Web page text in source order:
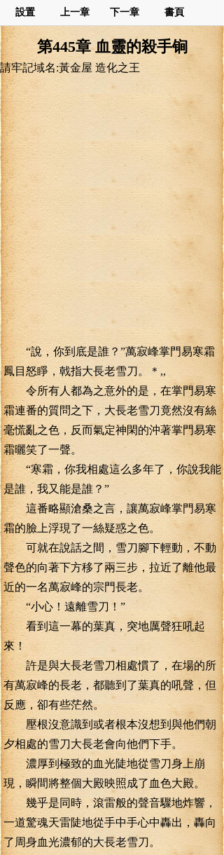
設置 上一章 下一章 書頁
第445章 血靈的殺手锏
請牢記域名:黃金屋 造化之王
“說，你到底是誰？”萬寂峰掌門易寒霜
鳳目怒睜，戟指大長老雪刀。＊,,
令所有人都為之意外的是，在掌門易寒
霜連番的質問之下，大長老雪刀竟然沒有絲
毫慌亂之色，反而氣定神閑的沖著掌門易寒
霜曬笑了一聲。
“寒霜，你我相處這么多年了，你說我能
是誰，我又能是誰？”
這番略顯滄桑之言，讓萬寂峰掌門易寒
霜的臉上浮現了一絲疑惑之色。
可就在說話之間，雪刀腳下輕動，不動
聲色的向著下方移了兩三步，拉近了離他最
近的一名萬寂峰的宗門長老。
“小心！遠離雪刀！”
看到這一幕的葉真，突地厲聲狂吼起
來！
許是與大長老雪刀相處慣了，在場的所
有萬寂峰的長老，都聽到了葉真的吼聲，但
反應，卻有些茫然。
壓根沒意識到或者根本沒想到與他們朝
夕相處的雪刀大長老會向他們下手。
濃厚到極致的血光陡地從雪刀身上崩
現，瞬間將整個大殿映照成了血色大殿。
幾乎是同時，滾雷般的聲音驟地炸響，
一道驚魂天雷陡地從手中手心中轟出，轟向
了周身血光濃郁的大長老雪刀。